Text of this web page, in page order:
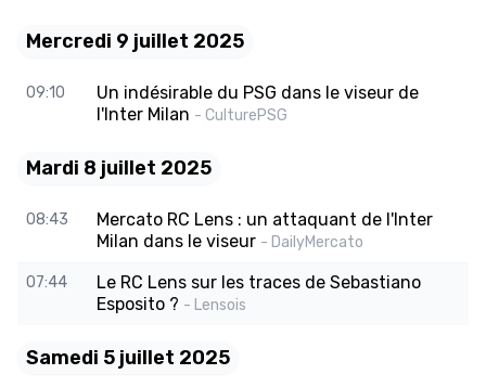
Mercredi 9 juillet 2025
09:10
Un indésirable du PSG dans le viseur de
l'Inter Milan - CulturePSG
Mardi 8 juillet 2025
08:43
Mercato RC Lens : un attaquant de l'Inter
Milan dans le viseur - DailyMercato
07:44
Le RC Lens sur les traces de Sebastiano
Esposito ? - Lensois
Samedi 5 juillet 2025